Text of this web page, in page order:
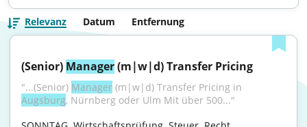
Relevanz Datum Entfernung
(Senior) Manager (m|w|d) Transfer Pricing
"...(Senior) Manager
Augsburg, Nürnberg oder Ulm Mit über 500..."